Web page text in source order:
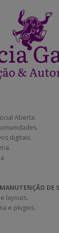
Aberta.
digitais.
DE
layouts.
e plugins.